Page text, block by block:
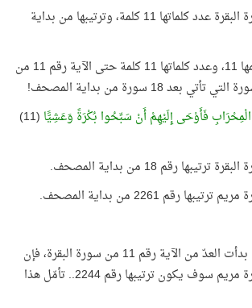
الآية رقم 11 في سورة البقرة عدد كلماتها 11 كلمة، وترتيبها من بداية
لا توجد آية أخرى رقمها 11، وعدد كلماتها 11 كلمة حتى الآية رقم 11 من
18 سورة من بداية المصحف!
فَأَوْحَى إِلَيْهِمْ أَنْ سَبِّحُوا بُكْرَةً وَعَشِيًّا
(11)
يعني ببساطة أنك إذا بدأت العدّ من الآية رقم 11 من سورة البقرة، فإن
الآية رقم 11 من سورة مريم سوف يكون ترتيبها رقم 2244.. تأمّل هذا